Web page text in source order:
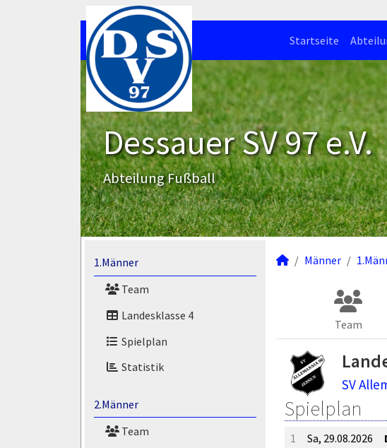
Startseite
Dessauer SV 97 e.V.
Abteilung Fußball
1.Männer
Team
Landesklasse 4
Spielplan
Statistik
2.Männer
Team
Männer
Team
SV
Spielplan
1 Sa, 29.08.2026